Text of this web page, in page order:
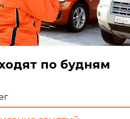
по будням